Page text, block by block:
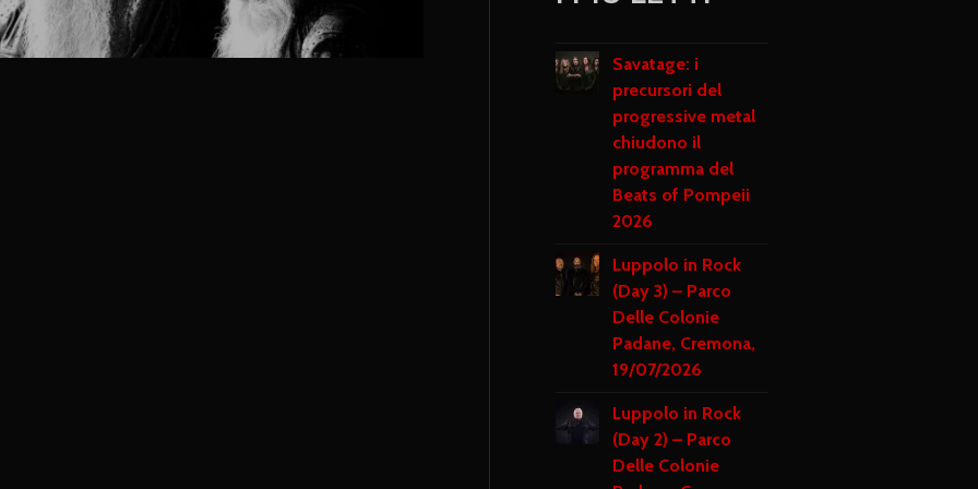
e-mail
Savatage: i
precursori del
progressive metal
chiudono il
programma del
Beats of Pompeii
2026
Luppolo in Rock
(Day 3) – Parco
Delle Colonie
Padane, Cremona,
19/07/2026
Luppolo in Rock
(Day 2) – Parco
Delle Colonie